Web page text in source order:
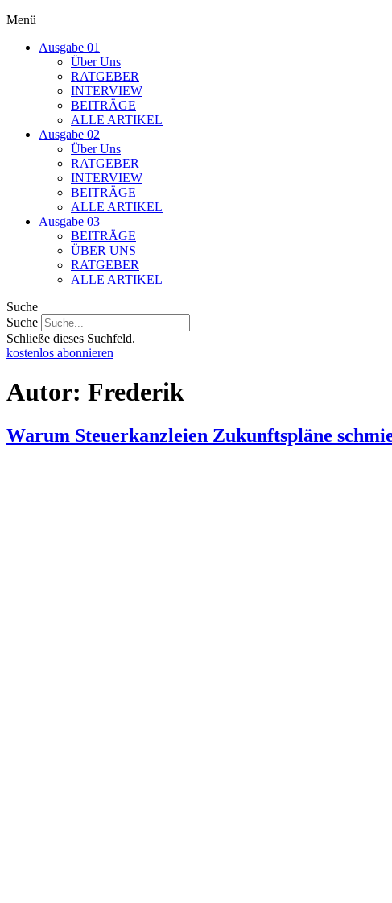
Menü
Ausgabe 01
Über Uns
RATGEBER
INTERVIEW
BEITRÄGE
ALLE ARTIKEL
Ausgabe 02
Über Uns
RATGEBER
INTERVIEW
BEITRÄGE
ALLE ARTIKEL
Ausgabe 03
BEITRÄGE
ÜBER UNS
RATGEBER
ALLE ARTIKEL
Suche
Suche
Schließe dieses Suchfeld.
kostenlos abonnieren
Autor: Frederik
Warum Steuerkanzleien Zukunftspläne